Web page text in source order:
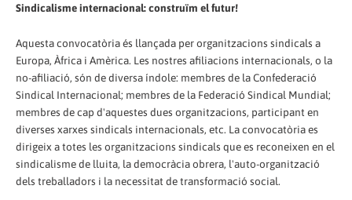
Sindicalisme internacional: construïm el futur!
Aquesta convocatòria és llançada per organitzacions sindicals a
Europa, Àfrica i Amèrica. Les nostres afiliacions internacionals, o la
no-afiliació, són de diversa índole: membres de la Confederació
Sindical Internacional; membres de la Federació Sindical Mundial;
membres de cap d'aquestes dues organitzacions, participant en
diverses xarxes sindicals internacionals, etc. La convocatòria es
dirigeix a totes les organitzacions sindicals que es reconeixen en el
sindicalisme de lluita, la democràcia obrera, l'auto-organització
dels treballadors i la necessitat de transformació social.